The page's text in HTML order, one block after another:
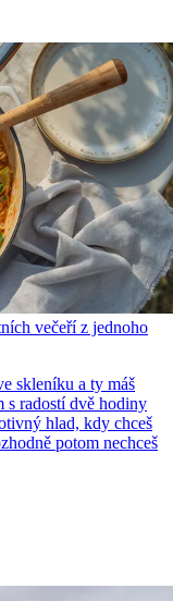
večeří z jednoho
skleníku a ty máš
s radostí dvě hodiny
hlad, kdy chceš
potom nechceš